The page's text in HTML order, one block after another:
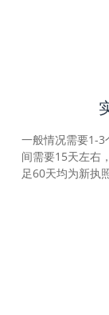
一般情况需要1-3
间需要15天左右
足60天均为新执